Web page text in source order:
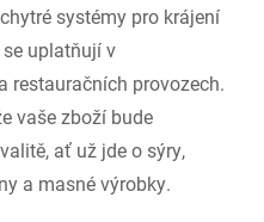
systémy pro krájení
uplatňují v
restauračních provozech.
vaše zboží bude
ať už jde o sýry,
a masné výrobky.